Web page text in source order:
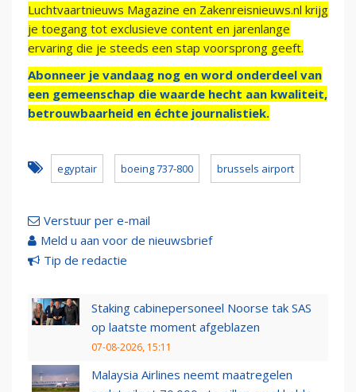
Luchtvaartnieuws Magazine en Zakenreisnieuws.nl krijg
je toegang tot exclusieve content en jarenlange
ervaring die je steeds een stap voorsprong geeft.
Abonneer je vandaag nog en word onderdeel van
een gemeenschap die waarde hecht aan kwaliteit,
betrouwbaarheid en échte journalistiek.
egyptair boeing 737-800 brussels airport
Verstuur per e-mail
Meld u aan voor de nieuwsbrief
Tip de redactie
Staking cabinepersoneel Noorse tak SAS
op laatste moment afgeblazen
07-08-2026, 15:11
Malaysia Airlines neemt maatregelen